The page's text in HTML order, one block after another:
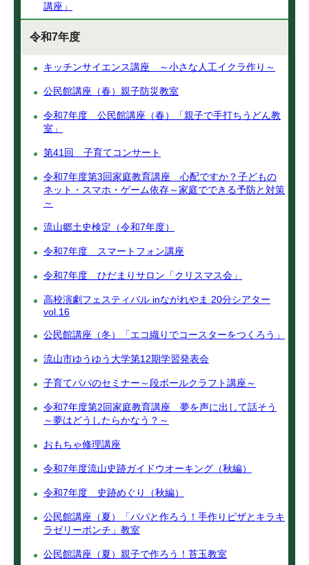
講座」
令和7年度
キッチンサイエンス講座 ～小さな人工イクラ作り～
公民館講座（春）親子防災教室
令和7年度 公民館講座（春）「親子で手打ちうどん教
室」
第41回 子育てコンサート
令和7年度第3回家庭教育講座 心配ですか？子どもの
ネット・スマホ・ゲーム依存～家庭でできる予防と対策
～
流山郷土史検定（令和7年度）
令和7年度 スマートフォン講座
令和7年度 ひだまりサロン「クリスマス会」
高校演劇フェスティバル inながれやま 20分シアター
vol.16
公民館講座（冬）「エコ織りでコースターをつくろう」
流山市ゆうゆう大学第12期学習発表会
子育てパパのセミナー～段ボールクラフト講座～
令和7年度第2回家庭教育講座 夢を声に出して話そう
～夢はどうしたらかなう？～
おもちゃ修理講座
令和7年度流山史跡ガイドウオーキング（秋編）
令和7年度 史跡めぐり（秋編）
公民館講座（夏）「パパと作ろう！手作りピザとキラキ
ラゼリーポンチ」教室
公民館講座（夏）親子で作ろう！苔玉教室